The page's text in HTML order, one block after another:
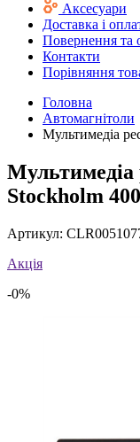
Аксесуари
Доставка і
Повернення та
Контакти
Порівняння
Головна
Автомагнітоли
Мультимедіа
Мультимедіа
Stockholm
Артикул:
Акція
-0%